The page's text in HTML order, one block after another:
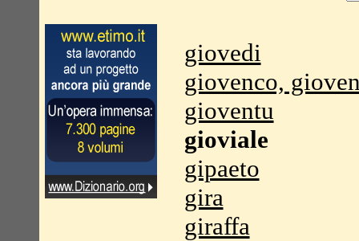
giovedi
giovenco,
gioventu
gioviale
gipaeto
gira
giraffa